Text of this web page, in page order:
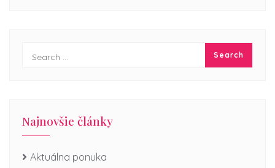
Najnovšie články
Aktuálna ponuka